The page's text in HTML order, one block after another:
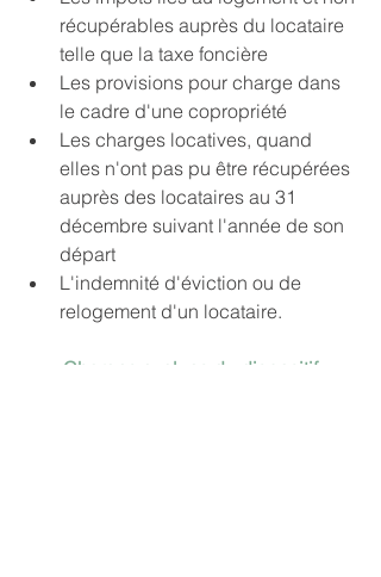
récupérables auprès du locataire
telle que la taxe foncière
Les provisions pour charge dans
le cadre d'une copropriété
Les charges locatives, quand
elles n'ont pas pu être récupérées
auprès des locataires au 31
décembre suivant l'année de son
départ
L'indemnité d'éviction ou de
relogement d'un locataire.
Charges exclues du dispositif